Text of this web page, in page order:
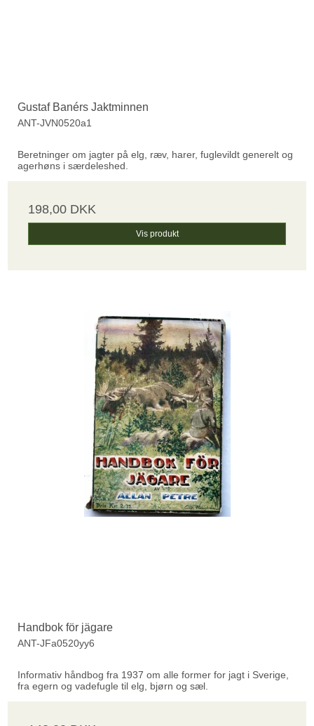
Gustaf Banérs Jaktminnen
ANT-JVN0520a1
Beretninger om jagter på elg, ræv, harer, fuglevildt generelt og
agerhøns i særdeleshed.
198,00 DKK
Vis produkt
Handbok för jägare
ANT-JFa0520yy6
Informativ håndbog fra 1937 om alle former for jagt i Sverige,
fra egern og vadefugle til elg, bjørn og sæl.